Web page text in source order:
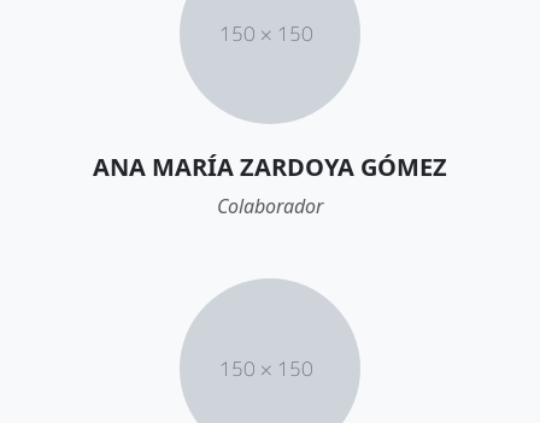
ANA MARÍA ZARDOYA GÓMEZ
Colaborador